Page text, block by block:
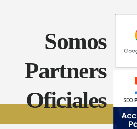
Somos
Partners
Oficiales